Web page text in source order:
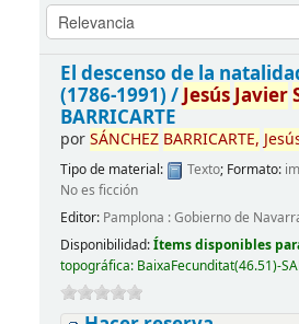
El descenso de la
(1786-1991) /JesúsJavier
BARRICARTE
porSÁNCHEZ BARRICARTE,
Tipo de material: Texto; Formato:
No es ficción
Editor: Pamplona : Gobierno de
Disponibilidad:Ítems disponibles
topográfica: BaixaFecunditat(46.51)-